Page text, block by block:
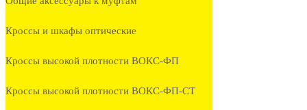
Кроссы и шкафы оптические
Кроссы высокой плотности ВОКС-ФП
Кроссы высокой плотности ВОКС-ФП-СТ